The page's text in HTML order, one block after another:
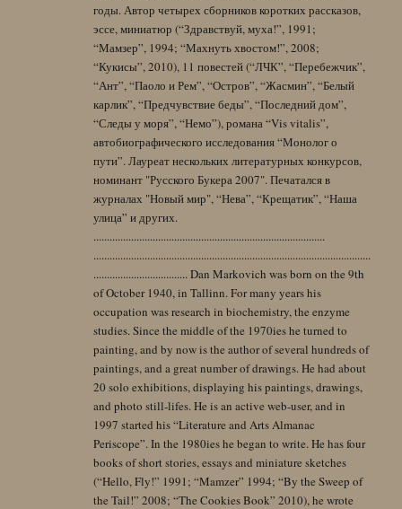
годы. Автор четырех сборников коротких рассказов,
эссе, миниатюр (“Здравствуй, муха!”, 1991;
“Мамзер”, 1994; “Махнуть хвостом!”, 2008;
“Кукисы”, 2010), 11 повестей (“ЛЧК”, “Перебежчик”,
“Ант”, “Паоло и Рем”, “Остров”, “Жасмин”, “Белый
карлик”, “Предчувствие беды”, “Последний дом”,
“Следы у моря”, “Немо”), романа “Vis vitalis”,
автобиографического исследования “Монолог о
пути”. Лауреат нескольких литературных конкурсов,
номинант "Русского Букера 2007". Печатался в
журналах "Новый мир", “Нева”, “Крещатик”, “Наша
улица” и других.
......................................................................................
.......................................................................................................
................................... Dan Markovich was born on the 9th
of October 1940, in Tallinn. For many years his
occupation was research in biochemistry, the enzyme
studies. Since the middle of the 1970ies he turned to
painting, and by now is the author of several hundreds of
paintings, and a great number of drawings. He had about
20 solo exhibitions, displaying his paintings, drawings,
and photo still-lifes. He is an active web-user, and in
1997 started his “Literature and Arts Almanac
Periscope”. In the 1980ies he began to write. He has four
books of short stories, essays and miniature sketches
(“Hello, Fly!” 1991; “Mamzer” 1994; “By the Sweep of
the Tail!” 2008; “The Cookies Book” 2010), he wrote